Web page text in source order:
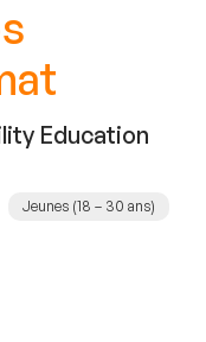
Education
Jeunes (18 – 30 ans)